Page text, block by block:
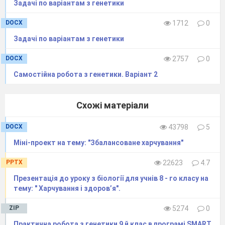
яйцеклітиною, утворюючи зиготу
відбувається із другим спермієм?
Крім
особлива клітина — центральна. Вона
відрізняється від усіх інших тим, що в ній
міститься два ядра. Саме з нею зливається
відбувається одразу два запліднення: один
зиготу, другий спермій — із центральною
клітиною. Цей процес називається подвійним
заплідненням. Із зиготи розвивається зародок
майбутньої рослини. Що відбувається із
другою заплідненою клітиною? Вона дає
речовин спочатку ростиме зародок. Із тканин,
Задачі по варіантам з генетики
DOCX 1712
0
Задачі по варіантам з генетики
DOCX 2757
0
Самостійна робота з генетики. Варіант 2
Схожі матеріали
DOCX 43798
5
Міні-проект на тему: "Збалансоване харчування"
PPTX 22623
4.7
Презентація до уроку з біології для учнів 8 - го класу на
тему: " Харчування і здоров’я".
ZIP 5274
0